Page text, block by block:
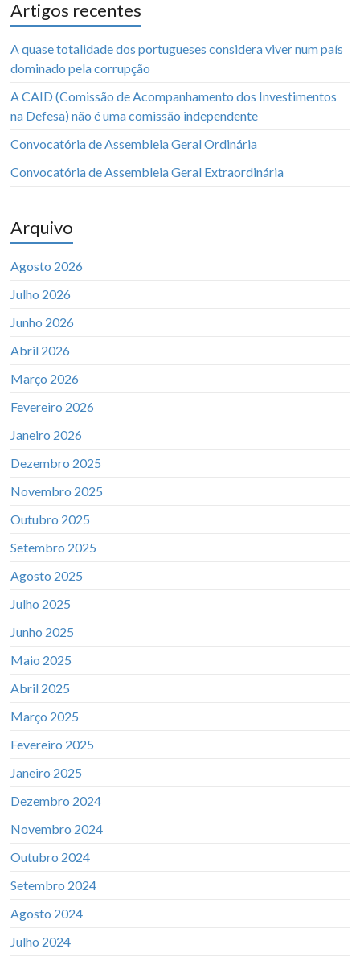
Artigos recentes
A quase totalidade dos portugueses considera viver num país
dominado pela corrupção
A CAID (Comissão de Acompanhamento dos Investimentos
na Defesa) não é uma comissão independente
Convocatória de Assembleia Geral Ordinária
Convocatória de Assembleia Geral Extraordinária
Arquivo
Agosto 2026
Julho 2026
Junho 2026
Abril 2026
Março 2026
Fevereiro 2026
Janeiro 2026
Dezembro 2025
Novembro 2025
Outubro 2025
Setembro 2025
Agosto 2025
Julho 2025
Junho 2025
Maio 2025
Abril 2025
Março 2025
Fevereiro 2025
Janeiro 2025
Dezembro 2024
Novembro 2024
Outubro 2024
Setembro 2024
Agosto 2024
Julho 2024